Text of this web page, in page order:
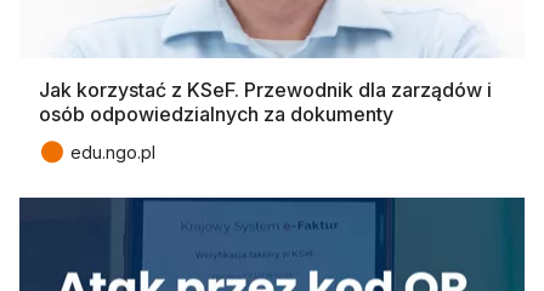
Jak korzystać z KSeF. Przewodnik dla zarządów i
osób odpowiedzialnych za dokumenty
● edu.ngo.pl